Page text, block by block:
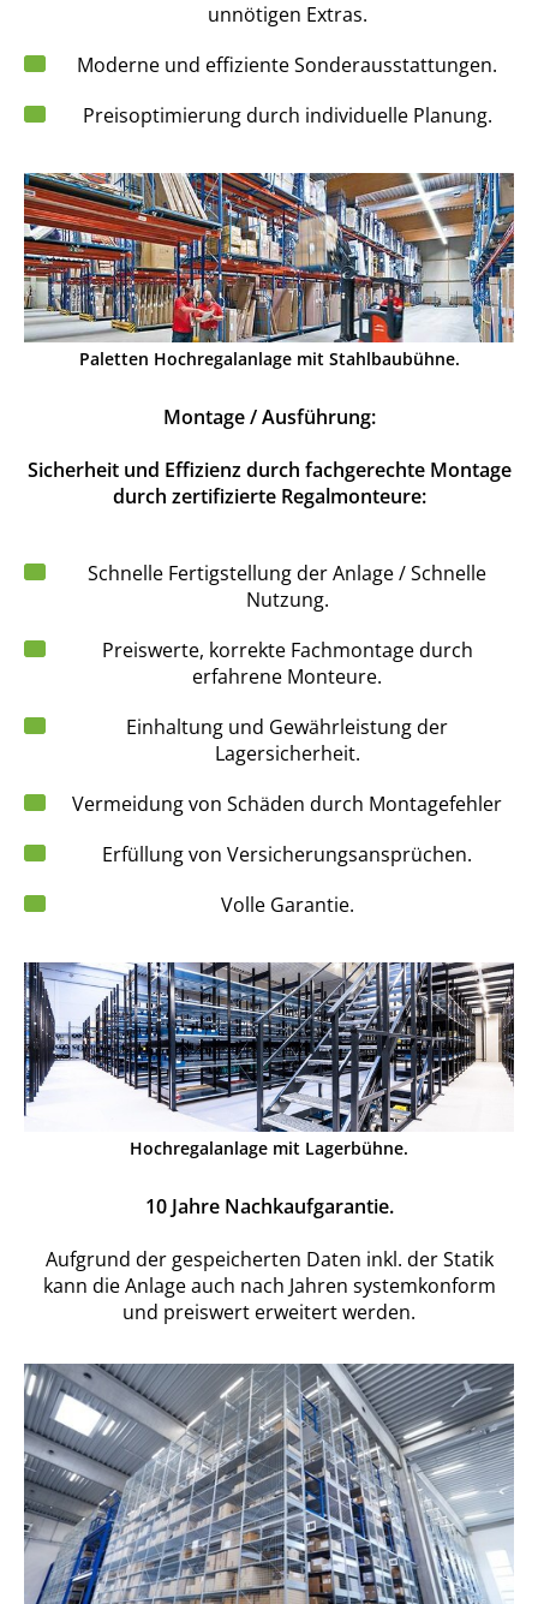
unnötigen Extras.
Moderne und effiziente Sonderausstattungen.
Preisoptimierung durch individuelle Planung.
Paletten Hochregalanlage mit Stahlbaubühne.
Montage / Ausführung:
Sicherheit und Effizienz durch fachgerechte Montage
durch zertifizierte Regalmonteure:
Schnelle Fertigstellung der Anlage / Schnelle
Nutzung.
Preiswerte, korrekte Fachmontage durch
erfahrene Monteure.
Einhaltung und Gewährleistung der
Lagersicherheit.
Vermeidung von Schäden durch Montagefehler
Erfüllung von Versicherungsansprüchen.
Volle Garantie.
Hochregalanlage mit Lagerbühne.
10 Jahre Nachkaufgarantie.
Aufgrund der gespeicherten Daten inkl. der Statik
kann die Anlage auch nach Jahren systemkonform
und preiswert erweitert werden.